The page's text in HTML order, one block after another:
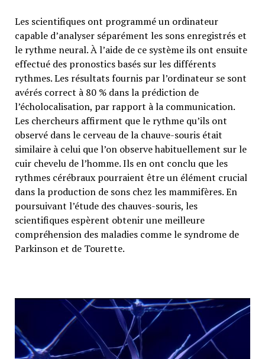
Les scientifiques ont programmé un ordinateur
capable d’analyser séparément les sons enregistrés et
le rythme neural. À l’aide de ce système ils ont ensuite
effectué des pronostics basés sur les différents
rythmes. Les résultats fournis par l’ordinateur se sont
avérés correct à 80 % dans la prédiction de
l’écholocalisation, par rapport à la communication.
Les chercheurs affirment que le rythme qu’ils ont
observé dans le cerveau de la chauve-souris était
similaire à celui que l’on observe habituellement sur le
cuir chevelu de l’homme. Ils en ont conclu que les
rythmes cérébraux pourraient être un élément crucial
dans la production de sons chez les mammifères. En
poursuivant l’étude des chauves-souris, les
scientifiques espèrent obtenir une meilleure
compréhension des maladies comme le syndrome de
Parkinson et de Tourette.